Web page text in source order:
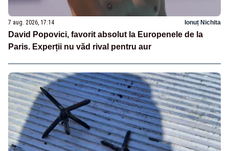
7 aug. 2026, 17:14 Ionuț Nichita
David Popovici, favorit absolut la Europenele de la
Paris. Experții nu văd rival pentru aur